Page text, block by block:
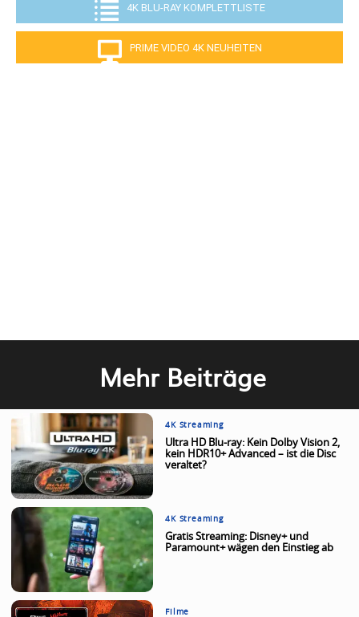
4K BLU-RAY KOMPLETTLISTE
PRIME VIDEO 4K NEUHEITEN
Mehr Beiträge
4K Streaming
Ultra HD Blu-ray: Kein Dolby Vision 2,
kein HDR10+ Advanced – ist die Disc
veraltet?
4K Streaming
Gratis Streaming: Disney+ und
Paramount+ wägen den Einstieg ab
Filme